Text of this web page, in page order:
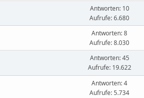
Antworten: 10
Aufrufe: 6.680
Antworten: 8
Aufrufe: 8.030
Antworten: 45
Aufrufe: 19.622
Antworten: 4
Aufrufe: 5.734